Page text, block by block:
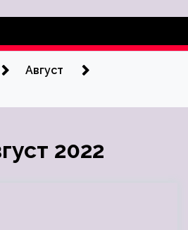
Август
2022